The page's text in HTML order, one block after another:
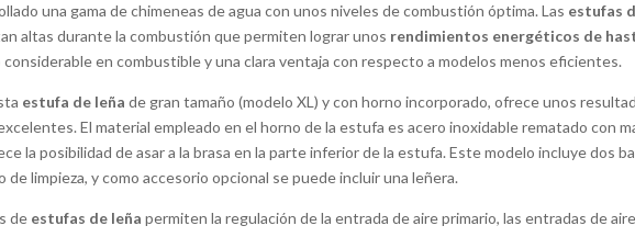
una gama de chimeneas de agua con unos niveles de combustión óptima. Las estufas
altas durante la combustión que permiten lograr unos rendimientos energéticos de
en combustible y una clara ventaja con respecto a modelos menos eficientes.
estufa de leña de gran tamaño (modelo XL) y con horno incorporado, ofrece unos
El material empleado en el horno de la estufa es acero inoxidable rematado con
la posibilidad de asar a la brasa en la parte inferior de la estufa. Este modelo incluye dos
de limpieza, y como accesorio opcional se puede incluir una leñera.
de estufas de leña permiten la regulación de la entrada de aire primario, las entradas de aire